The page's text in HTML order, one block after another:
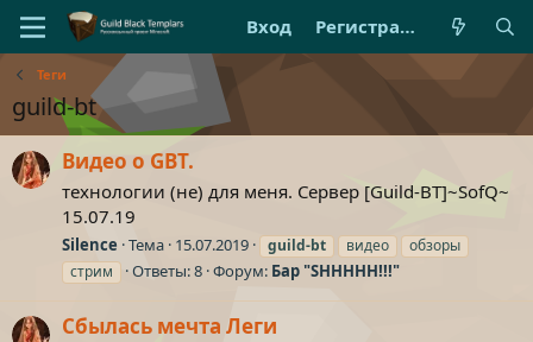
Вход Регистрация
Теги
guild-bt
Видео о GBT.
технологии (не) для меня. Сервер [Guild-BT]~SofQ~
15.07.19
Silence Тема 15.07.2019 guild-bt видео
обзоры
стрим
Ответы: 8 Форум: Бар "SHHHHH!!!"
Сбылась мечта Леги